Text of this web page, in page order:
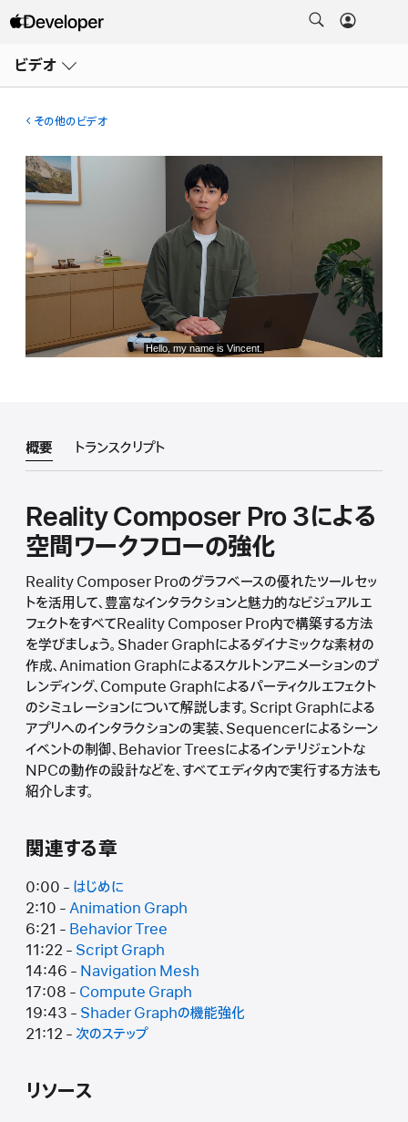
ビデオ
ー
その他のビデオ
概要 トランスクリプト
Reality Composer Pro 3による
空間ワークフローの強化
Reality Composer Proのグラフベースの優れたツールセッ
トを活用して、豊富なインタラクションと魅力的なビジュアルエ
フェクトをすべてReality Composer Pro内で構築する方法
を学びましょう。Shader Graphによるダイナミックな素材の
作成、Animation Graphによるスケルトンアニメーションのブ
レンディング、Compute Graphによるパーティクルエフェクト
のシミュレーションについて解説します。Script Graphによる
アプリへのインタラクションの実装、Sequencerによるシーン
イベントの制御、Behavior Treesによるインテリジェントな
NPCの動作の設計などを、すべてエディタ内で実行する方法も
紹介します。
関連する章
0:00 - はじめに
2:10 - Animation Graph
6:21 - Behavior Tree
11:22 - Script Graph
14:46 - Navigation Mesh
17:08 - Compute Graph
19:43 - Shader Graphの機能強化
21:12 - 次のステップ
リソース